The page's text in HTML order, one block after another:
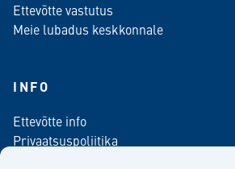
Ettevõtte vastutus
Meie lubadus keskkonnale
INFO
Ettevõtte info
Privaatsuspoliitika